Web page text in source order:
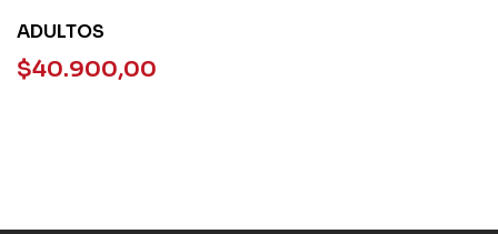
ADULTOS
$40.900,00